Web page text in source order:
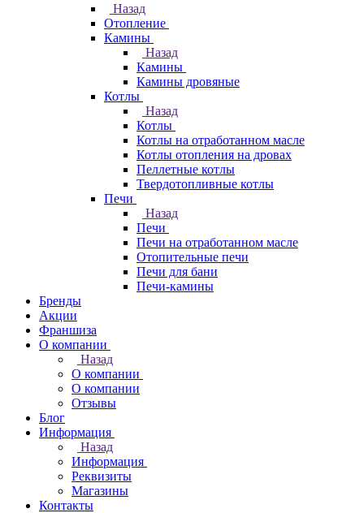
Назад
Отопление
Камины
Назад
Камины
Камины дровяные
Котлы
Назад
Котлы
Котлы на отработанном масле
Котлы отопления на дровах
Пеллетные котлы
Твердотопливные котлы
Печи
Назад
Печи
Печи на отработанном масле
Отопительные печи
Печи для бани
Печи-камины
Бренды
Акции
Франшиза
О компании
Назад
О компании
О компании
Отзывы
Блог
Информация
Назад
Информация
Реквизиты
Магазины
Контакты